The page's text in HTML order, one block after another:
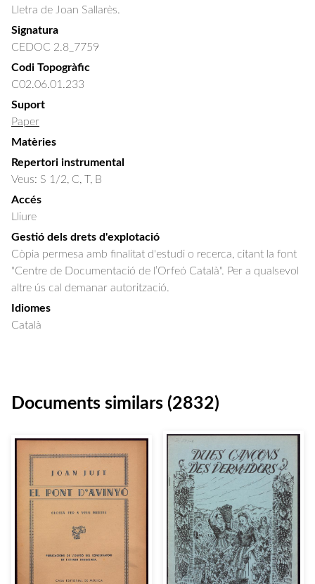
Lletra de Joan Sallarès.
Signatura
CEDOC 2.8_7759
Codi Topogràfic
C02.06.01.233
Suport
Paper
Matèries
Repertori instrumental
Veus: S 1/2, C, T, B
Accés
Lliure
Gestió dels drets d'explotació
Còpia permesa amb finalitat d'estudi o recerca, citant la font
"Centre de Documentació de l’Orfeó Català". Per a qualsevol
altre ús cal demanar autorització.
Idiomes
Català
Documents similars (2832)